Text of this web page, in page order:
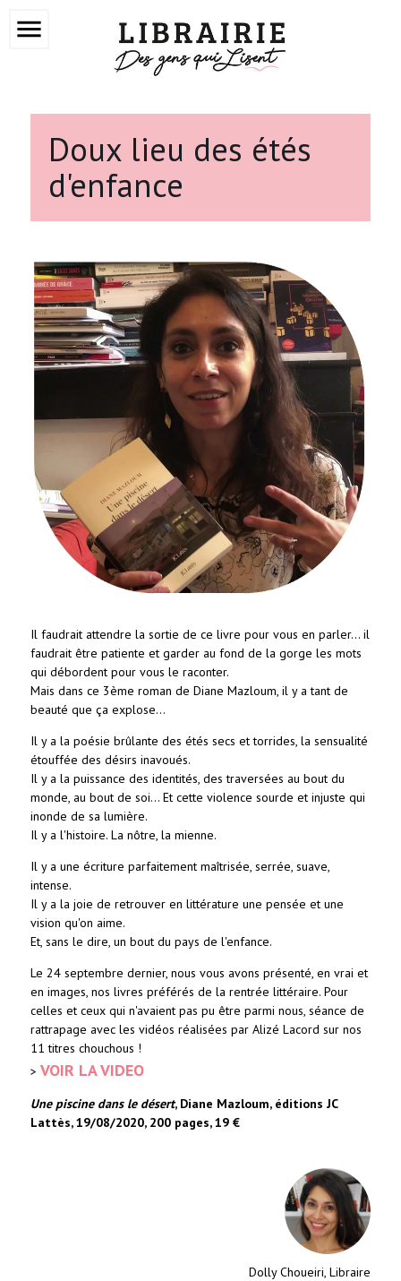
menu
Doux lieu des étés
d'enfance
Il faudrait attendre la sortie de ce livre pour vous en parler... il
faudrait être patiente et garder au fond de la gorge les mots
qui débordent pour vous le raconter.
Mais dans ce 3ème roman de Diane Mazloum, il y a tant de
beauté que ça explose...
Il y a la poésie brûlante des étés secs et torrides, la sensualité
étouffée des désirs inavoués.
Il y a la puissance des identités, des traversées au bout du
monde, au bout de soi... Et cette violence sourde et injuste qui
inonde de sa lumière.
Il y a l'histoire. La nôtre, la mienne.
Il y a une écriture parfaitement maîtrisée, serrée, suave,
intense.
Il y a la joie de retrouver en littérature une pensée et une
vision qu'on aime.
Et, sans le dire, un bout du pays de l'enfance.
Le 24 septembre dernier, nous vous avons présenté, en vrai et
en images, nos livres préférés de la rentrée littéraire. Pour
celles et ceux qui n'avaient pas pu être parmi nous, séance de
rattrapage avec les vidéos réalisées par Alizé Lacord sur nos
11 titres chouchous !
> VOIR LA VIDEO
Une piscine dans le désert, Diane Mazloum, éditions JC
Lattès, 19/08/2020, 200 pages, 19 €
Dolly Choueiri, Libraire